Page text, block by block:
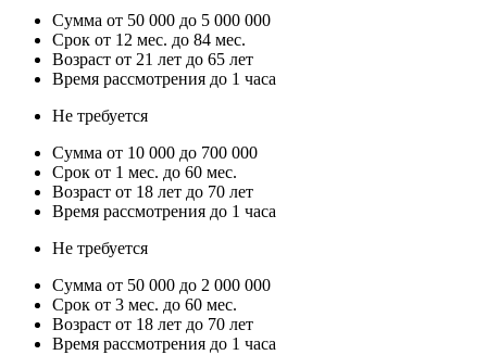
Сумма от 50 000 до 5 000 000
Срок от 12 мес. до 84 мес.
Возраст от 21 лет до 65 лет
Время рассмотрения до 1 часа
Не требуется
Сумма от 10 000 до 700 000
Срок от 1 мес. до 60 мес.
Возраст от 18 лет до 70 лет
Время рассмотрения до 1 часа
Не требуется
Сумма от 50 000 до 2 000 000
Срок от 3 мес. до 60 мес.
Возраст от 18 лет до 70 лет
Время рассмотрения до 1 часа